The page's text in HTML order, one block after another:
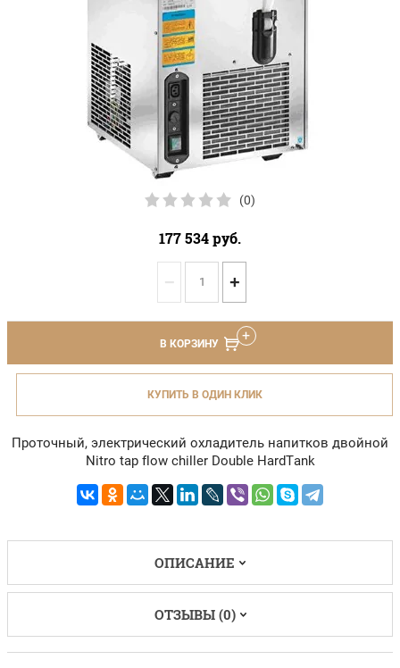
(0)
177 534руб.
− +
В КОРЗИНУ
КУПИТЬ В ОДИН КЛИК
Проточный, электрический охладитель напитков двойной
Nitro tap flow chiller Double HardTank
ОПИСАНИЕ
ОТЗЫВЫ (0)